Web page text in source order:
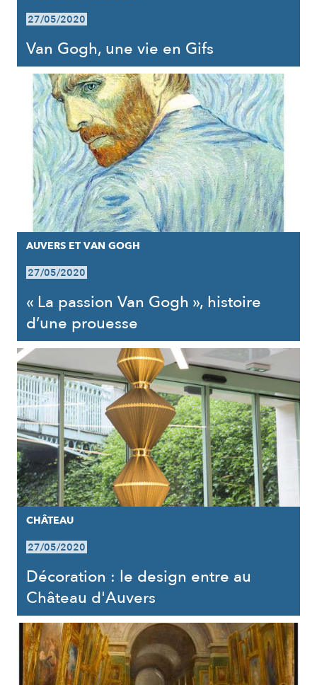
27/05/2020
Van Gogh, une vie en Gifs
AUVERS ET VAN GOGH
27/05/2020
« La passion Van Gogh », histoire
d’une prouesse
CHÂTEAU
27/05/2020
Décoration : le design entre au
Château d'Auvers